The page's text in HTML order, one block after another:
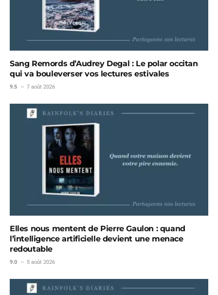
Sang Remords d’Audrey Degal : Le polar occitan
qui va bouleverser vos lectures estivales
9.5 7 août 2026
Elles nous mentent de Pierre Gaulon : quand
l’intelligence artificielle devient une menace
redoutable
9.0 5 août 2026